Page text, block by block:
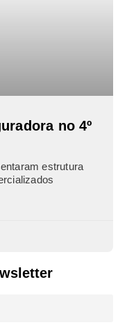
no 4º
estrutura